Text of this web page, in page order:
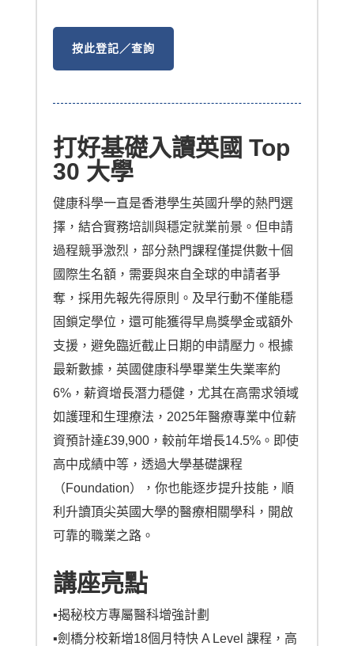
按此登記／查詢
打好基礎入讀英國 Top
30 大學
健康科學一直是香港學生英國升學的熱門選
擇，結合實務培訓與穩定就業前景。但申請
過程競爭激烈，部分熱門課程僅提供數十個
國際生名額，需要與來自全球的申請者爭
奪，採用先報先得原則。及早行動不僅能穩
固鎖定學位，還可能獲得早鳥獎學金或額外
支援，避免臨近截止日期的申請壓力。根據
最新數據，英國健康科學畢業生失業率約
6%，薪資增長潛力穩健，尤其在高需求領域
如護理和生理療法，2025年醫療專業中位薪
資預計達£39,900，較前年增長14.5%。即使
高中成績中等，透過大學基礎課程
（Foundation），你也能逐步提升技能，順
利升讀頂尖英國大學的醫療相關學科，開啟
可靠的職業之路。
講座亮點
▪︎揭秘校方專屬醫科增強計劃
▪︎劍橋分校新增18個月特快 A Level 課程，高